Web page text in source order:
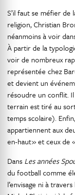
S’il faut se méfier
religion, Christian
néanmoins à voir
À partir de la
voir de nombreux
représentée chez
et devient un
résoudre un conflit.
terrain est tiré au
temps scolaire).
appartiennent aux
en-haut » et ceux de
Dans Les années
du football comme
l’envisage ni à